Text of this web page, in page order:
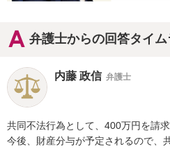
弁護士からの回答タイ
内藤 政信 弁護士
共同不法行為として、400万円を請
今後、財産分与が予定されるので、